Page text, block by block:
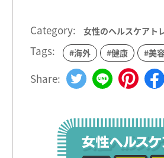
Category: 女性のヘルスケアト
Tags: #海外 #健康 #美
Share: